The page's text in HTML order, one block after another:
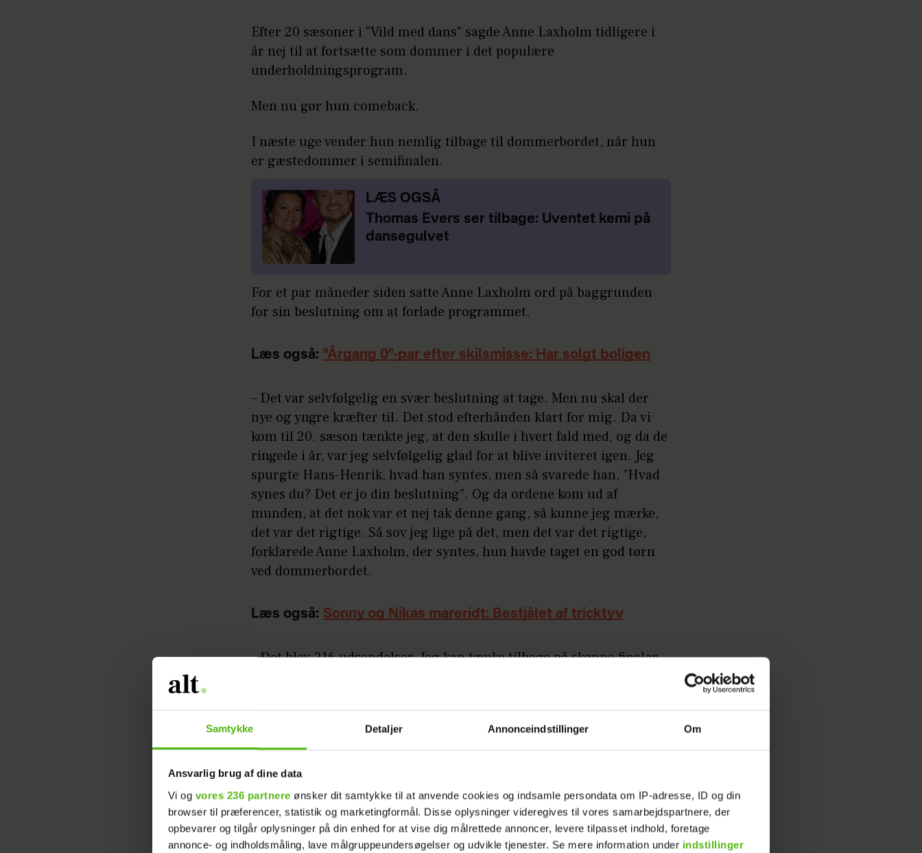
Samtykke Detaljer Annonceindstillinger Om
Ansvarlig brug af dine data
Vi og vores 236 partnere ønsker dit samtykke til at anvende cookies og indsamle persondata om IP-adresse, ID og din
browser til præferencer, statistik og marketingformål. Disse oplysninger videregives til vores samarbejdspartnere, der
opbevarer og tilgår oplysninger på din enhed for at vise dig målrettede annoncer, levere tilpasset indhold, foretage
annonce- og indholdsmåling, lave målgruppeundersøgelser og udvikle tjenester. Se mere information under indstillinger
Efter 20 sæsoner i "Vild med dans" sagde Anne Laxholm tidligere i
år nej til at fortsætte som dommer i det populære
underholdningsprogram.
Men nu gør hun comeback.
I næste uge vender hun nemlig tilbage til dommerbordet, når hun
er gæstedommer i semifinalen.
LÆS OGSÅ
Thomas Evers ser tilbage: Uventet kemi på
dansegulvet
For et par måneder siden satte Anne Laxholm ord på baggrunden
for sin beslutning om at forlade programmet.
Læs også: "Årgang 0"-par efter skilsmisse: Har solgt boligen
– Det var selvfølgelig en svær beslutning at tage. Men nu skal der
nye og yngre kræfter til. Det stod efterhånden klart for mig. Da vi
kom til 20. sæson tænkte jeg, at den skulle i hvert fald med, og da de
ringede i år, var jeg selvfølgelig glad for at blive inviteret igen. Jeg
spurgte Hans-Henrik, hvad han syntes, men så svarede han, ”Hvad
synes du? Det er jo din beslutning”. Og da ordene kom ud af
munden, at det nok var et nej tak denne gang, så kunne jeg mærke,
det var det rigtige. Så sov jeg lige på det, men det var det rigtige,
forklarede Anne Laxholm, der syntes, hun havde taget en god tørn
ved dommerbordet.
Læs også: Sonny og Nikas mareridt: Bestjålet af tricktyv
– Det blev 216 udsendelser. Jeg kan tænke tilbage på skønne finaler